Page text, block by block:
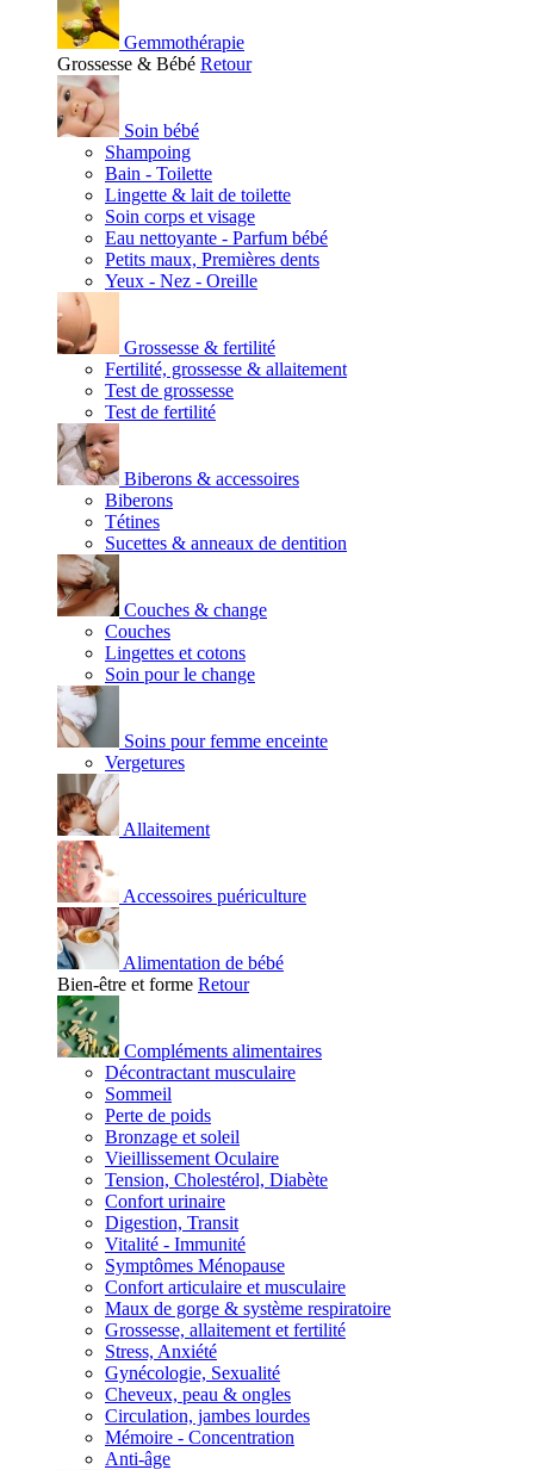
Gemmothérapie
Grossesse & Bébé Retour
Soin bébé
Shampoing
Bain - Toilette
Lingette & lait de toilette
Soin corps et visage
Eau nettoyante - Parfum bébé
Petits maux, Premières dents
Yeux - Nez - Oreille
Grossesse & fertilité
Fertilité, grossesse & allaitement
Test de grossesse
Test de fertilité
Biberons & accessoires
Biberons
Tétines
Sucettes & anneaux de dentition
Couches & change
Couches
Lingettes et cotons
Soin pour le change
Soins pour femme enceinte
Vergetures
Allaitement
Accessoires puériculture
Alimentation de bébé
Bien-être et forme Retour
Compléments alimentaires
Décontractant musculaire
Sommeil
Perte de poids
Bronzage et soleil
Vieillissement Oculaire
Tension, Cholestérol, Diabète
Confort urinaire
Digestion, Transit
Vitalité - Immunité
Symptômes Ménopause
Confort articulaire et musculaire
Maux de gorge & système respiratoire
Grossesse, allaitement et fertilité
Stress, Anxiété
Gynécologie, Sexualité
Cheveux, peau & ongles
Circulation, jambes lourdes
Mémoire - Concentration
Anti-âge